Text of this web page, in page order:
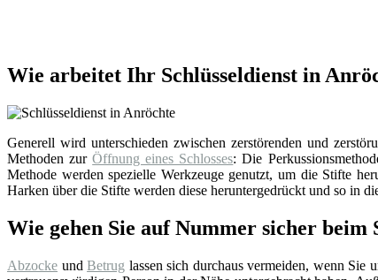
Wie arbeitet Ihr Schlüsseldienst in
Generell wird unterschieden zwischen zerstörenden und
Methoden zurÖffnung eines Schlosses: Die
Methode werden spezielle Werkzeuge genutzt, um die Stifte
Harken über die Stifte werden diese heruntergedrückt und so in
Wie gehen Sie auf Nummer sicher beim
Abzocke undBetrug lassen sich durchaus vermeiden, wenn Sie